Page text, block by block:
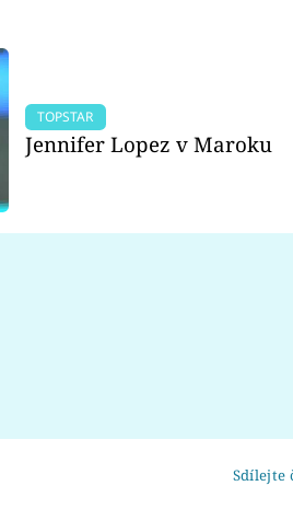
TOPSTAR
Jennifer Lopez v Maroku
Sdílejte